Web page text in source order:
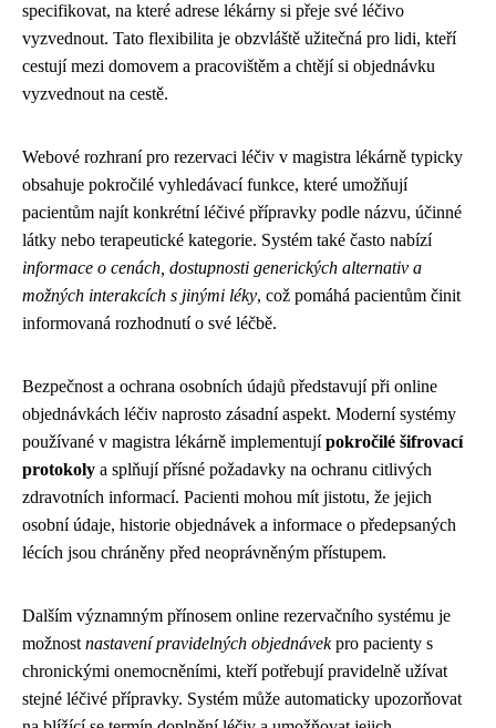
specifikovat, na které adrese lékárny si přeje své léčivo
vyzvednout. Tato flexibilita je obzvláště užitečná pro lidi, kteří
cestují mezi domovem a pracovištěm a chtějí si objednávku
vyzvednout na cestě.
Webové rozhraní pro rezervaci léčiv v magistra lékárně typicky
obsahuje pokročilé vyhledávací funkce, které umožňují
pacientům najít konkrétní léčivé přípravky podle názvu, účinné
látky nebo terapeutické kategorie. Systém také často nabízí
informace o cenách, dostupnosti generických alternativ a
možných interakcích s jinými léky, což pomáhá pacientům činit
informovaná rozhodnutí o své léčbě.
Bezpečnost a ochrana osobních údajů představují při online
objednávkách léčiv naprosto zásadní aspekt. Moderní systémy
používané v magistra lékárně implementujípokročilé šifrovací
protokoly a splňují přísné požadavky na ochranu citlivých
zdravotních informací. Pacienti mohou mít jistotu, že jejich
osobní údaje, historie objednávek a informace o předepsaných
lécích jsou chráněny před neoprávněným přístupem.
Dalším významným přínosem online rezervačního systému je
možnost nastavení pravidelných objednávekpro pacienty s
chronickými onemocněními, kteří potřebují pravidelně užívat
stejné léčivé přípravky. Systém může automaticky upozorňovat